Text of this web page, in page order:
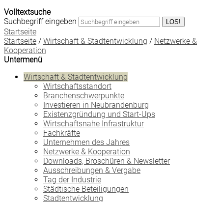
Volltextsuche
Suchbegriff eingeben
LOS!
Startseite
Startseite / Wirtschaft & Stadtentwicklung / Netzwerke &
Kooperation
Untermenü
Wirtschaft & Stadtentwicklung
Wirtschaftsstandort
Branchenschwerpunkte
Investieren in Neubrandenburg
Existenzgründung und Start-Ups
Wirtschaftsnahe Infrastruktur
Fachkräfte
Unternehmen des Jahres
Netzwerke & Kooperation
Downloads, Broschüren & Newsletter
Ausschreibungen & Vergabe
Tag der Industrie
Städtische Beteiligungen
Stadtentwicklung